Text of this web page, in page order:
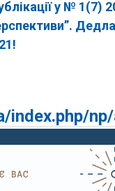
у № 1(7)
index.php/